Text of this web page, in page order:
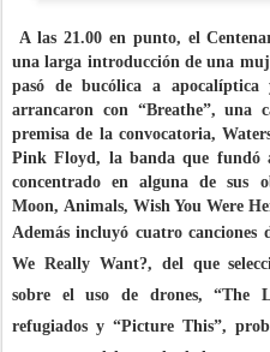
A las 21.00 en punto, el
una larga introducción de una
pasó de bucólica a
arrancaron con “Breathe”, una
premisa de la convocatoria,
Pink Floyd, la banda que fundó
concentrado en alguna de sus
Moon, Animals, Wish You Were
Además incluyó cuatro canciones
We Really Want?, del que
sobre el uso de drones, “The
refugiados y “Picture This”,